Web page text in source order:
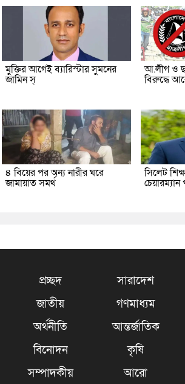
মুক্তির আগেই ব্যারিস্টার সুমনের
জামিন স্
আ.লীগ ও
বিরুদ্ধে
৪ বিয়ের পর অন্য নারীর ঘরে
জামায়াত সমর্থ
সিলেট
চেয়ারম্যান
প্রচ্ছদ সারাদেশ
জাতীয়
গণমাধ্যম
অর্থনীতি
আন্তর্জাতিক
বিনোদন
কৃষি
সম্পাদকীয়
আরো